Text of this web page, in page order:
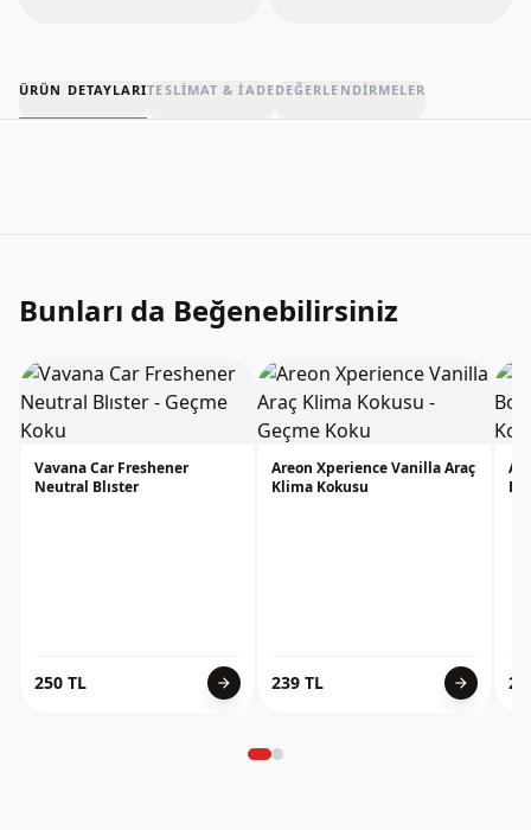
ÜRÜN DETAYLARITESLIMAT & İADEDEĞERLENDIRMELER
Bunları da Beğenebilirsiniz
Vavana Car Freshener
Neutral Blıster
250 TL arrow_forward
Areon Xperience Vanilla Araç
Klima Kokusu
239 TL arrow_forward